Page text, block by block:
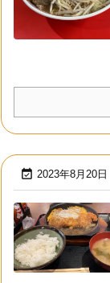
 2023年8月20日